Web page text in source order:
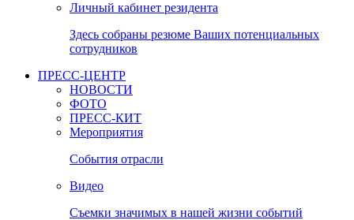
Личный кабинет резидента
Здесь собраны резюме Ваших потенциальных
сотрудников
ПРЕСС-ЦЕНТР
НОВОСТИ
ФОТО
ПРЕСС-КИТ
Мероприятия
События отрасли
Видео
Съемки значимых в нашей жизни событий